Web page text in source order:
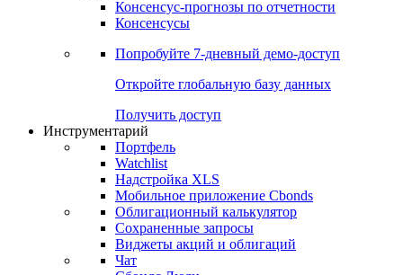
Портфели индексов Cbonds
Прогнозы
Консенсусы
Попробуйте7-дневный
Откройте глобальную базу данных
Получить доступ
Инструментарий
Портфель
Watchlist
Надстройка XLS
Мобильное приложение Cbonds